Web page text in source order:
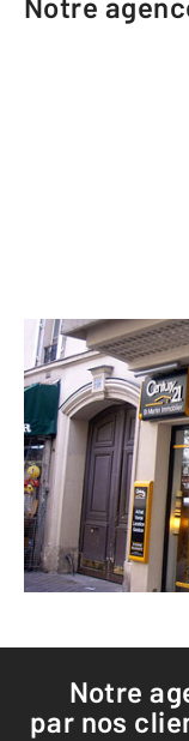
Notre
212 rue
Notre
par nos